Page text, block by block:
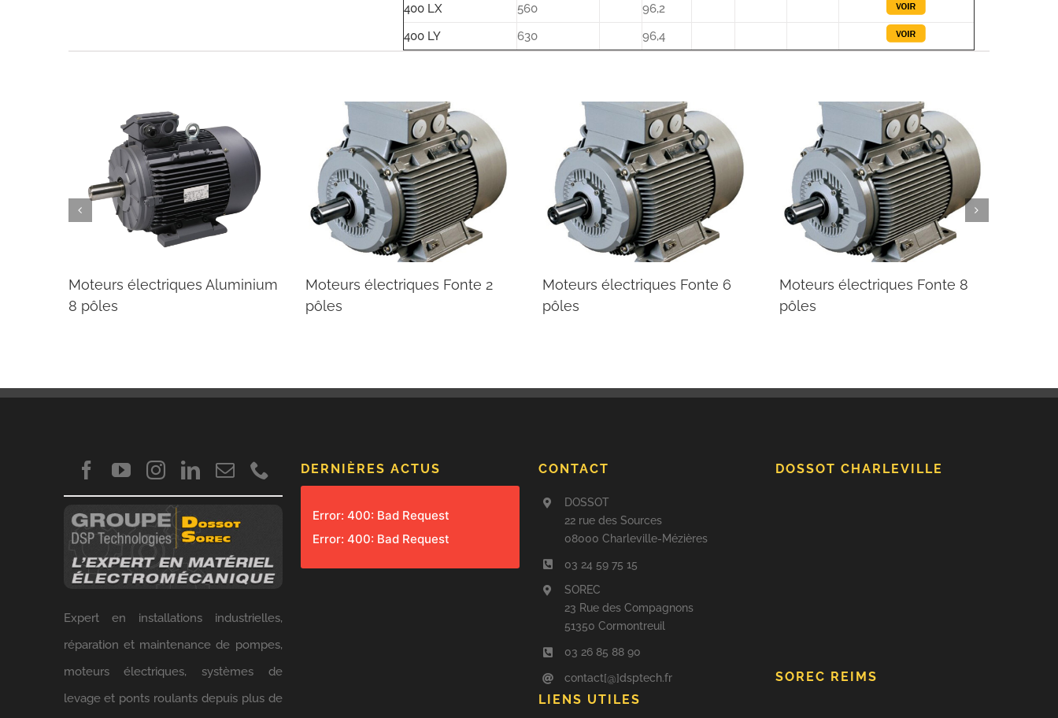
400 LX
560
96,2
400 LY
630 96,4
électriques Aluminium
Moteurs électriques Fonte 2
Moteurs électriques Fonte 6
Moteurs électriques Fonte 8
Moteurs
Expert en installations industrielles,
réparation et maintenance de pompes,
moteurs électriques, systèmes de
levage et ponts roulants depuis plus de
DERNIÈRES ACTUS
Error: 400: Bad Request
Error: 400: Bad Request
CONTACT
DOSSOT
22 rue des Sources
08000 Charleville-Mézières
03 24 59 75 15
SOREC
23 Rue des Compagnons
51350 Cormontreuil
03 26 85 88 90
contact[@]dsptech.fr
LIENS UTILES
DOSSOT CHARLEVILLE
SOREC REIMS